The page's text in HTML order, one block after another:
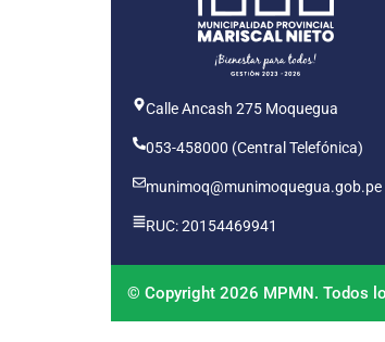
Calle Ancash 275 Moquegua
053-458000 (Central Telefónica)
munimoq@munimoquegua.gob.pe
RUC: 20154469941
© Copyright 2026 MPMN. Todos